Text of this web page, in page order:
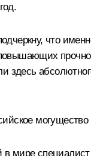
что
мире